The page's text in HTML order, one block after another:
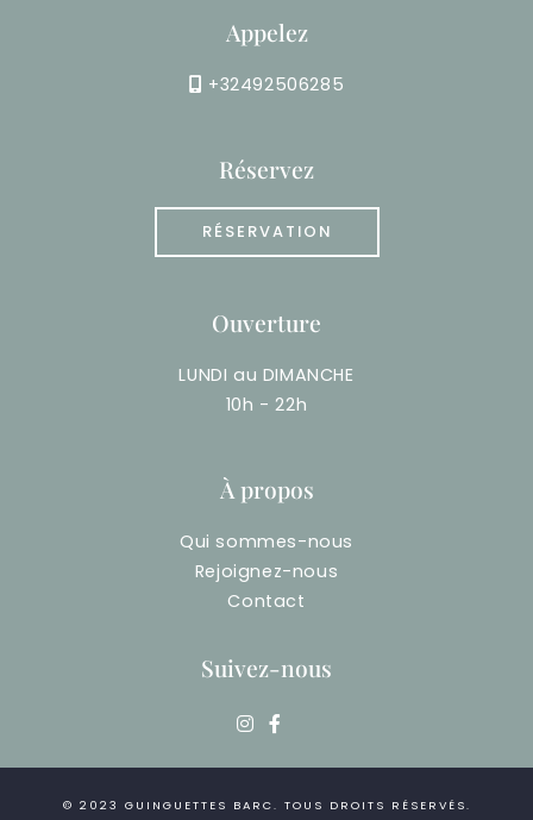
Appelez
+32492506285
Réservez
RÉSERVATION
Ouverture
LUNDI au DIMANCHE
10h - 22h
À propos
Qui sommes-nous
Rejoignez-nous
Contact
Suivez-nous
© 2023 GUINGUETTES BARC. TOUS DROITS RÉSERVÉS.